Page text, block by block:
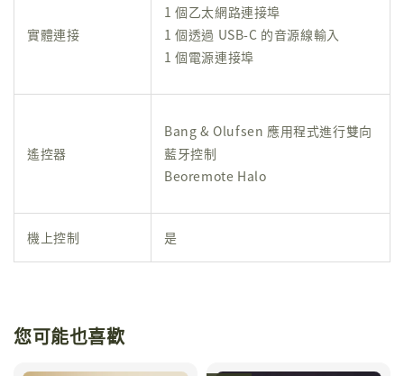
實體連接
1 個乙太網路連接埠
1 個透過 USB-C 的音源線輸入
1 個電源連接埠
遙控器
Bang & Olufsen 應用程式進行雙向
藍牙控制
Beoremote Halo
機上控制 是
您可能也喜歡